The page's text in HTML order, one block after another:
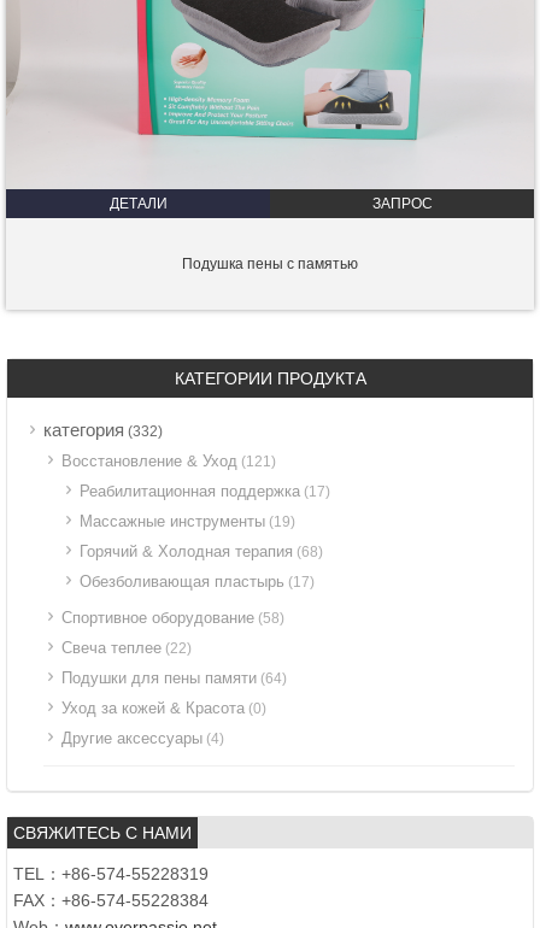
ДЕТАЛИ ЗАПРОС
Подушка пены с памятью
КАТЕГОРИИ ПРОДУКТА
категория (332)
Восстановление & Уход (121)
Реабилитационная поддержка (17)
Массажные инструменты (19)
Горячий & Холодная терапия (68)
Обезболивающая пластырь (17)
Спортивное оборудование (58)
Свеча теплее (22)
Подушки для пены памяти (64)
Уход за кожей & Красота (0)
Другие аксессуары (4)
СВЯЖИТЕСЬ С НАМИ
TEL：+86-574-55228319
FAX：+86-574-55228384